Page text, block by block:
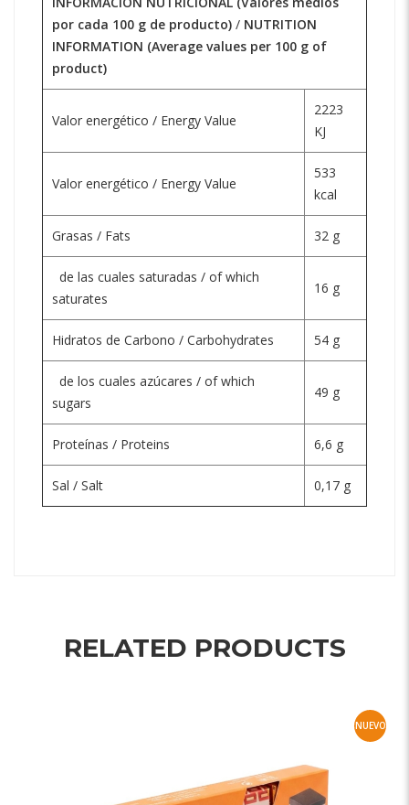
por cada 100 g de producto) / NUTRITION
INFORMATION (Average values per 100 g of
product)
Valor energético / Energy Value
2223
KJ
Valor energético / Energy Value
533
kcal
Grasas / Fats 32 g
de las cuales saturadas / of which
saturates
16 g
Hidratos de Carbono / Carbohydrates 54 g
de los cuales azúcares / of which
sugars
49 g
Proteínas / Proteins 6,6 g
Sal / Salt 0,17 g
RELATED PRODUCTS
NUEVO